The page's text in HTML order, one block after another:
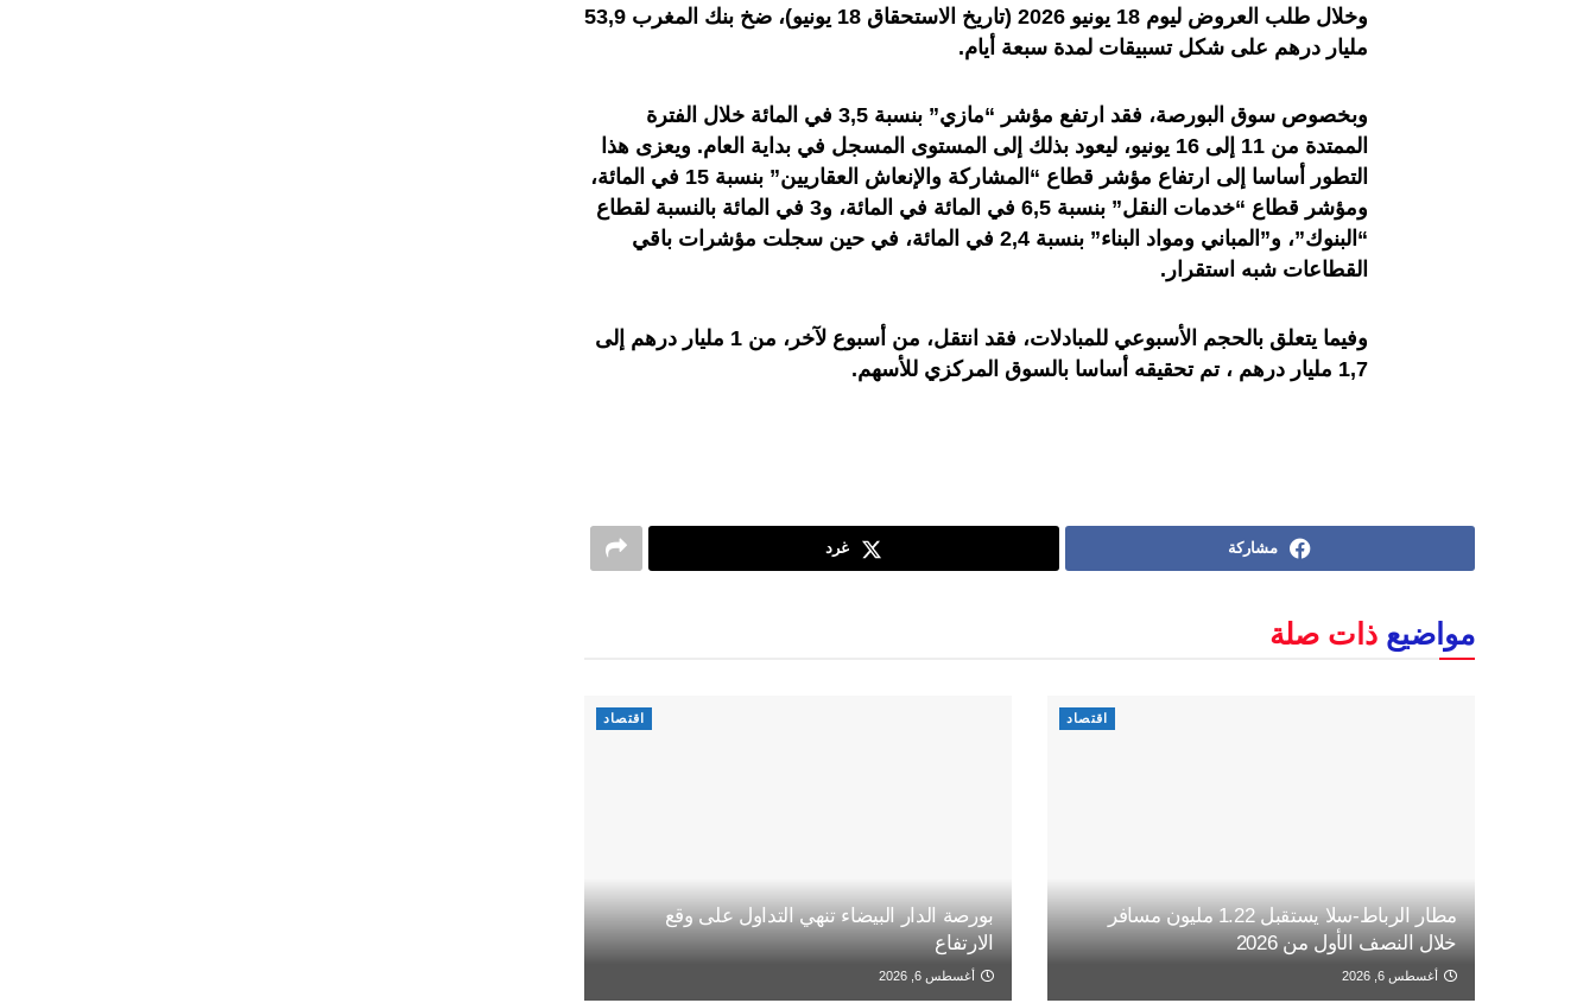
وخلال طلب العروض ليوم 18 يونيو 2026 (تاريخ الاستحقاق 18 يونيو)، ضخ بنك المغرب 53,9
مليار درهم على شكل تسبيقات لمدة سبعة أيام.
وبخصوص سوق البورصة، فقد ارتفع مؤشر “مازي” بنسبة 3,5 في المائة خلال الفترة
الممتدة من 11 إلى 16 يونيو، ليعود بذلك إلى المستوى المسجل في بداية العام. ويعزى هذا
التطور أساسا إلى ارتفاع مؤشر قطاع “المشاركة والإنعاش العقاريين” بنسبة 15 في المائة،
ومؤشر قطاع “خدمات النقل” بنسبة 6,5 في المائة في المائة، و3 في المائة بالنسبة لقطاع
“البنوك”، و”المباني ومواد البناء” بنسبة 2,4 في المائة، في حين سجلت مؤشرات باقي
القطاعات شبه استقرار .
وفيما يتعلق بالحجم الأسبوعي للمبادلات، فقد انتقل، من أسبوع لآخر، من 1 مليار درهم إلى
1,7 مليار درهم ، تم تحقيقه أساسا بالسوق المركزي للأسهم
.
مشاركة غرد
مواضيع ذات صلة
اقتصاد
مطار الرباط-سلا يستقبل 1.22 مليون مسافر
خلال النصف الأول من 2026
أغسطس 6, 2026
اقتصاد
بورصة الدار البيضاء تنهي التداول على وقع
الارتفاع
أغسطس 6, 2026